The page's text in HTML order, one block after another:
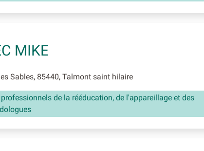
MIKE
Sables, 85440, Talmont saint hilaire
de la rééducation, de l'appareillage et des